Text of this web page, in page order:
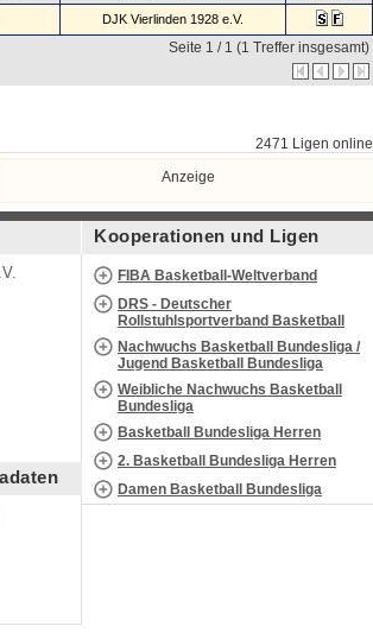
DJK Vierlinden 1928 e.V.
Seite 1 / 1 (1 Treffer insgesamt)
2471 Ligen online
Anzeige
Kooperationen und Ligen
FIBA Basketball-Weltverband
DRS - Deutscher
Rollstuhlsportverband Basketball
Nachwuchs Basketball Bundesliga /
Jugend Basketball Bundesliga
Weibliche Nachwuchs Basketball
Bundesliga
Basketball Bundesliga Herren
2. Basketball Bundesliga Herren
Damen Basketball Bundesliga